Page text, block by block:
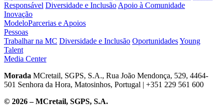
Responsável Diversidade e Inclusão Apoio à Comunidade
Inovação
ModeloParcerias e Apoios
Pessoas
Trabalhar na MC Diversidade e Inclusão OportunidadesYoung
Talent
Media Center
Morada MCretail, SGPS, S.A., Rua João Mendonça, 529, 4464-
501 Senhora da Hora, Matosinhos, Portugal | +351 229 561 600
© 2026 – MCretail, SGPS, S.A.